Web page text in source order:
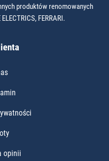
produktów renomowanych
FERRARI.
opinii